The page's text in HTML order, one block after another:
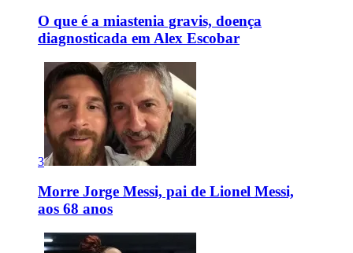
O que é a miastenia gravis, doença
diagnosticada em Alex Escobar
3
Morre Jorge Messi, pai de Lionel Messi,
aos 68 anos